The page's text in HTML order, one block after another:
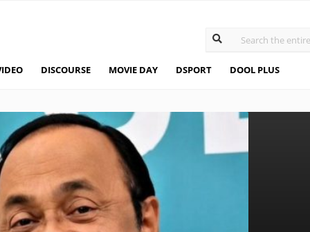
DISCOURSE MOVIE DAY DSPORT DOOL PLUS